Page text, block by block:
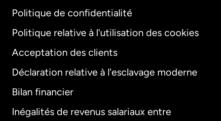
Politique de confidentialité
Politique relative à l'utilisation des cookies
Acceptation des clients
Déclaration relative à l'esclavage moderne
Bilan financier
Inégalités de revenus salariaux entre
International